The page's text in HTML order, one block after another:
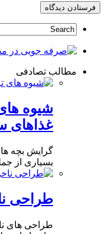
مطالب تصادفی
شیوه
غذاهای
گرایش بچه
بسیاری از
طراحی
طراحی های